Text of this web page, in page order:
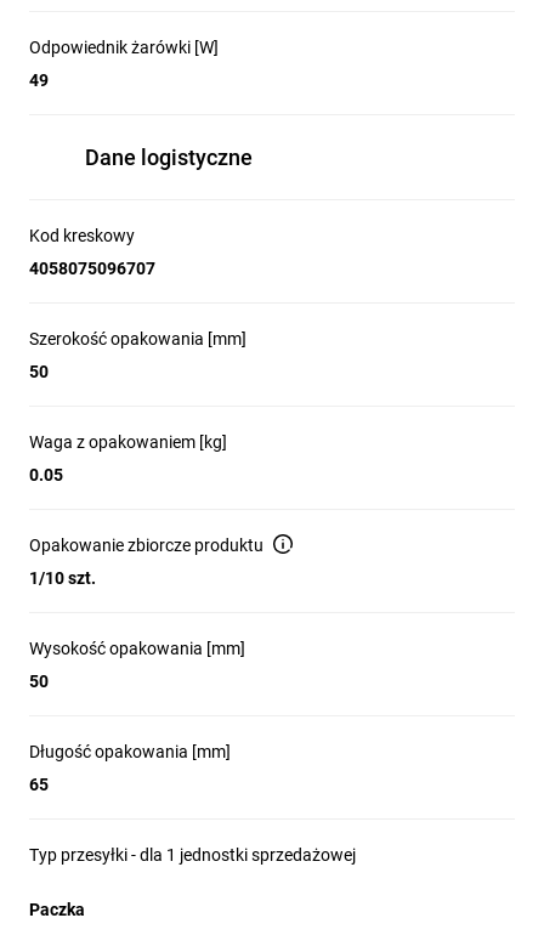
Odpowiednik żarówki [W]
49
Dane logistyczne
Kod kreskowy
4058075096707
Szerokość opakowania [mm]
50
Waga z opakowaniem [kg]
0.05
Opakowanie zbiorcze produktu
1/10 szt.
Wysokość opakowania [mm]
50
Długość opakowania [mm]
65
Typ przesyłki - dla 1 jednostki sprzedażowej
Paczka